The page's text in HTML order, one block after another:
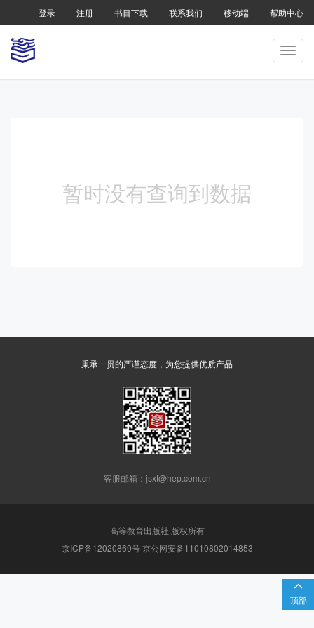
登录 注册 书目下载 联系我们 移动端 帮助中心

顶部
暂时没有查询到数据
秉承一贯的严谨态度，为您提供优质产品
客服邮箱：jsxt@hep.com.cn
高等教育出版社 版权所有
京ICP备12020869号 京公网安备11010802014853